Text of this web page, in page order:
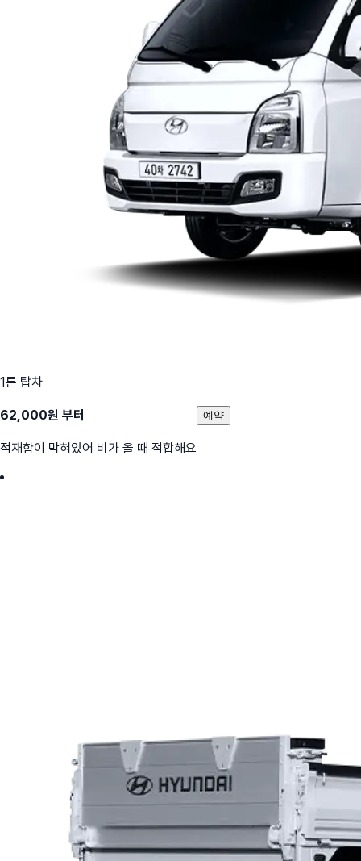
1톤 탑차
62,000원 부터
적재함이 막혀있어 비가 올 때 적합해요
예약